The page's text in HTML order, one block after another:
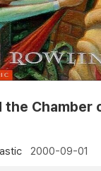
the Chamber
2000-09-01